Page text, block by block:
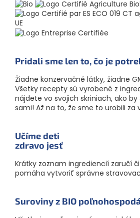
Pridali sme len to, čo je
Žiadne konzervačné látky, žiadne
Všetky recepty sú vyrobené z
nájdete vo svojich skriniach, ako by
sami! Až na to, že sme to urobili za
Učíme deti
zdravo jesť
Krátky zoznam ingrediencií zaručí
pomáha vytvoriť správne
Suroviny z BIO